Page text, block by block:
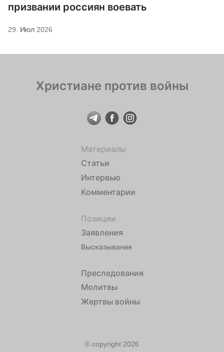
призвании россиян воевать
29. Июл 2026
Христиане против войны
Материалы
Статьи
Интервью
Комментарии
Позиции
Заявления
Высказывания
Преследования
Молитвы
Жертвы войны
© copyright 2026